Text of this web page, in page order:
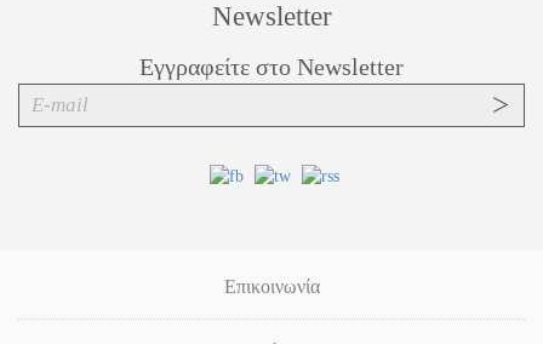
Newsletter
Εγγραφείτε στο Newsletter
Επικοινωνία